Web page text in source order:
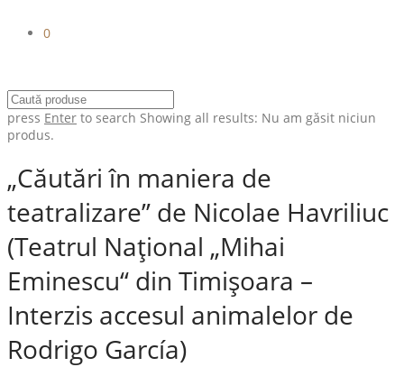
0
press Enter to search Showing all results: Nu am găsit niciun
produs.
„Căutări în maniera de
teatralizare” de Nicolae Havriliuc
(Teatrul Naţional „Mihai
Eminescu“ din Timişoara –
Interzis accesul animalelor de
Rodrigo García)